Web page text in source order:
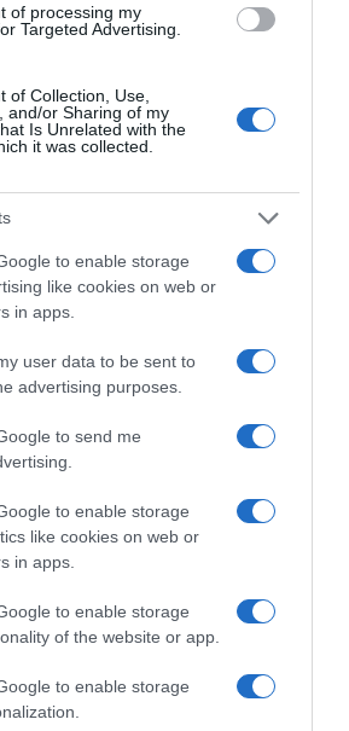
of processing my
Targeted Advertising.
of Collection, Use,
and/or Sharing of my
Is Unrelated with the
it was collected.
to enable storage
like cookies on web or
in apps.
user data to be sent to
advertising purposes.
to send me
to enable storage
like cookies on web or
in apps.
to enable storage
of the website or app.
to enable storage
325 ψήφους.
ΑΝΝΑ